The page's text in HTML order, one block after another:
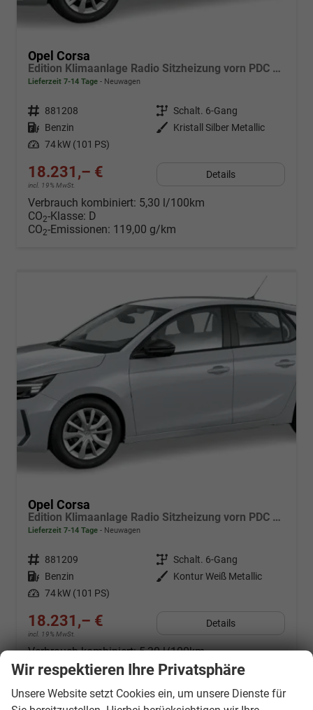
Opel Corsa
Edition Klimaanlage Radio Sitzheizung vorn PDC hinten ECO-LED-Scheinwerfer
Lieferzeit 7-14 Tage Neuwagen
Fahrzeugnr. 881208 Getriebe Schalt. 6-Gang
Kraftstoff Benzin Außenfarbe
Kristall Silber Metallic
Leistung 74 kW (101 PS)
18.231,– €
incl. 19% MwSt.
Details
Verbrauch kombiniert: 5,30 l/100km
CO2-Klasse: D
CO2-Emissionen: 119,00 g/km
Opel Corsa
Edition Klimaanlage Radio Sitzheizung vorn PDC hinten ECO-LED-Scheinwerfer
Lieferzeit 7-14 Tage Neuwagen
Fahrzeugnr. 881209 Getriebe Schalt. 6-Gang
Kraftstoff Benzin Außenfarbe
Kontur Weiß Metallic
Leistung 74 kW (101 PS)
18.231,– €
incl. 19% MwSt.
Details
Verbrauch kombiniert:5,30 l/100km
CO2-Klasse: D
CO -Emissionen:119,00 g/km
Wir respektieren Ihre Privatsphäre
Unsere Website setzt Cookies ein, um unsere Dienste für